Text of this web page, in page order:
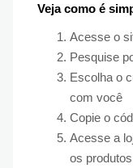
Veja como é
Acesse o
Pesquise
Escolha o
com você
Copie o
Acesse a
os